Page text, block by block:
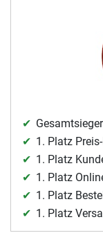
1. Platz
1. Platz
1. Platz
1. Platz
1. Platz